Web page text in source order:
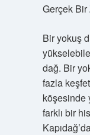
Gerçek Bir
Bir yokuş
dağ. Bir
fazla
köşesinde
farklı bir